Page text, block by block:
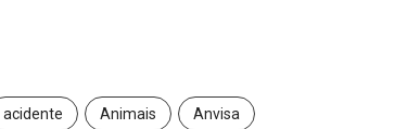
acidente Animais Anvisa